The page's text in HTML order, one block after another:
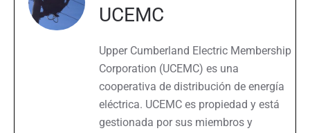
UCEMC
Upper Cumberland Electric Membership
Corporation (UCEMC) es una
cooperativa de distribución de energía
eléctrica. UCEMC es propiedad y está
gestionada por sus miembros y